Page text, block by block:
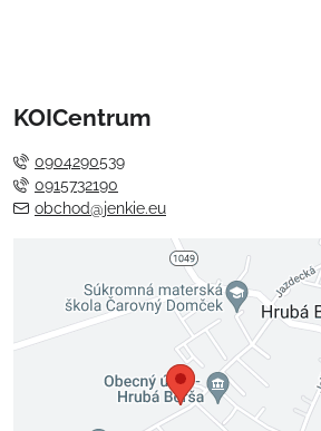
KOICentrum
0904290539
0915732190
obchod@jenkie.eu
Externý obsah je blokovaný
Voľbami súkromia
Prajete si načítať externý obsah?
Povoliť tentokrát